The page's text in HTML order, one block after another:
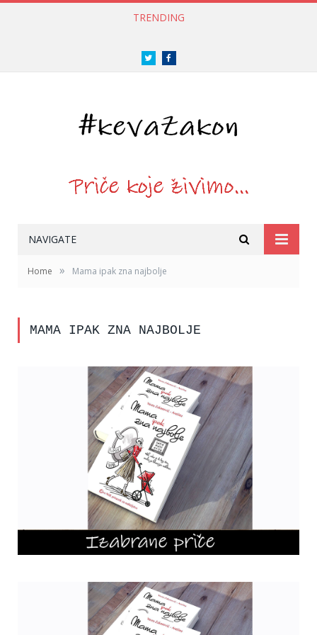
TRENDING
Twitter
NAVIGATE
Home » Mama ipak zna najbolje
MAMA IPAK ZNA NAJBOLJE